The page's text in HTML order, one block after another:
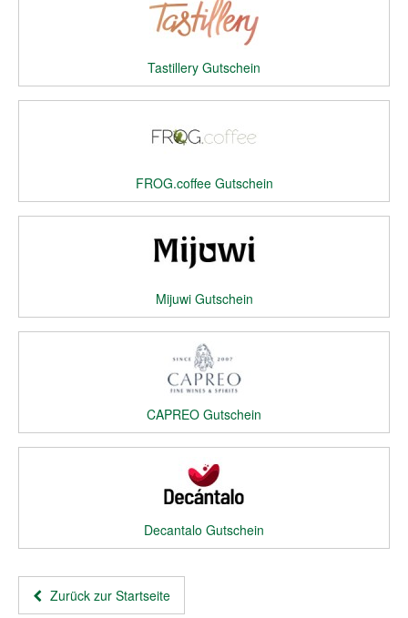
Tastillery Gutschein
FROG.coffee Gutschein
Mijuwi Gutschein
CAPREO Gutschein
Decantalo Gutschein
Zurück zur Startseite